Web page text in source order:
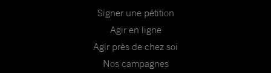
Signer une pétition
Agir en ligne
Agir près de chez soi
Nos campagnes